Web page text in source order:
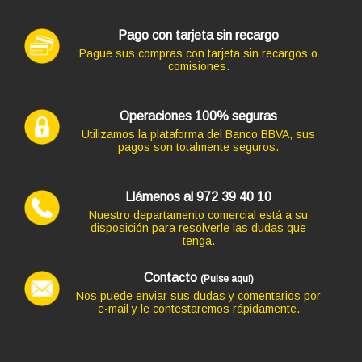
Código: 12741
TECLADO NGS USB SPIKE BLANCO
AÑADIR
Pago con tarjeta sin recargo
Pague sus compras con tarjeta sin recargos o
comisiones.
Operaciones 100% seguras
Utilizamos la plataforma del Banco BBVA, sus
pagos son totalmente seguros.
Llámenos al 972 39 40 10
Nuestro departamento comercial está a su
disposición para resolverle las dudas que
tenga.
Contacto (Pulse aquí)
Nos puede enviar sus dudas y comentarios por
e-mail y le contestaremos rápidamente.